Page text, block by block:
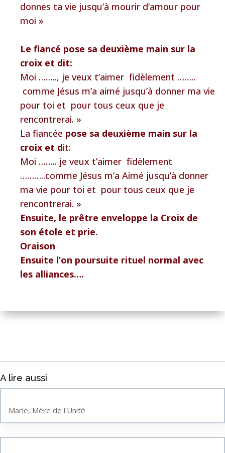
donnes ta vie jusqu’à mourir d’amour pour
moi »
Le fiancé pose sa deuxième main sur la
croix et dit:
Moi …….., je veux t’aimer fidèlement ……..
comme Jésus m’a aimé jusqu’à donner ma vie
pour toi et pour tous ceux que je
rencontrerai. »
La fiancée pose sa deuxième main sur la
croix et dit:
Moi …….. je veux t’aimer fidèlement
………..comme Jésus m’a Aimé jusqu’à donner
ma vie pour toi et pour tous ceux que je
rencontrerai. »
Ensuite, le prêtre enveloppe la Croix de
son étole et prie.
Oraison
Ensuite l’on poursuite rituel normal avec
les alliances….
A lire aussi
Marie, Mère de l'Unité